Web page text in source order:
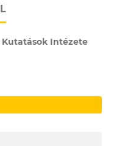
Kutatások Intézete